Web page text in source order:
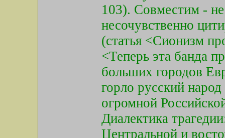
103). Совместим -
несочувственно
(статья <Сионизм
<Теперь эта банда
больших городов
горло русский
огромной
Диалектика
Центральной и